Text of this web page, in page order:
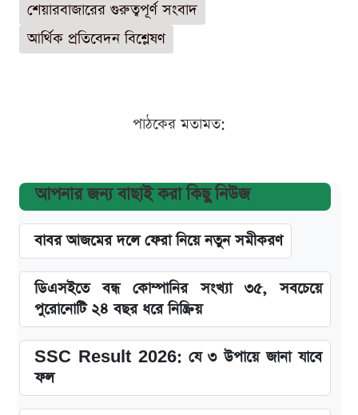
শেয়ারবাজারের গুরুত্বপূর্ণ সংবাদ
আর্থিক প্রতিবেদন বিশ্লেষণ
পাঠকের মতামত:
আপনার জন্য বাছাই করা কিছু নিউজ
বাবর আজমের দলে ফেরা নিয়ে নতুন সমীকরণ
ডিএসইতে বন্ধ কোম্পানির সংখ্যা ৩৫, সবচেয়ে
পুরোনোটি ২৪ বছর ধরে নিষ্ক্রিয়
SSC Result 2026: যে ৩ উপায়ে জানা যাবে
ফল